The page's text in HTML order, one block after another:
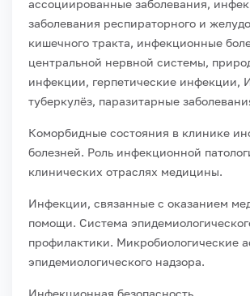
ассоциированные заболевания,
заболевания респираторного и
кишечного тракта, инфекционные
центральной нервной системы,
инфекции, герпетические инфекции,
туберкулёз, паразитарные
Коморбидные состояния в клинике
болезней. Роль инфекционной
клинических отраслях медицины.
Инфекции, связанные с оказанием
помощи. Система
профилактики. Микробиологические
эпидемиологического надзора.
Инфекционная безопасность.